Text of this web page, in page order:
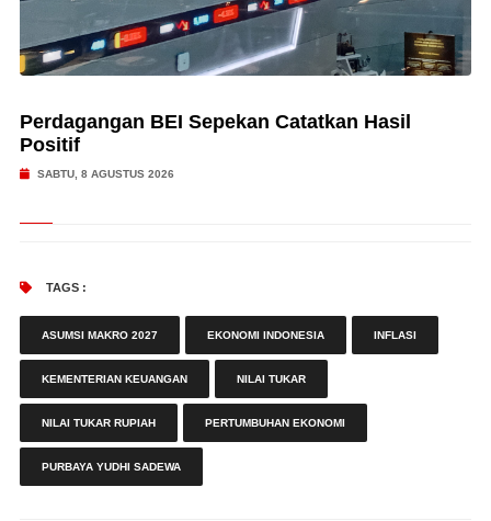
Perdagangan BEI Sepekan Catatkan Hasil
Positif
SABTU, 8 AGUSTUS 2026
TAGS :
ASUMSI MAKRO 2027 EKONOMI INDONESIA INFLASI
KEMENTERIAN KEUANGAN NILAI TUKAR
NILAI TUKAR RUPIAH PERTUMBUHAN EKONOMI
PURBAYA YUDHI SADEWA